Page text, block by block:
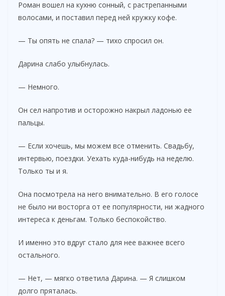
Роман вошел на кухню сонный, с растрепанными
волосами, и поставил перед ней кружку кофе.
— Ты опять не спала? — тихо спросил он.
Дарина слабо улыбнулась.
— Немного.
Он сел напротив и осторожно накрыл ладонью ее
пальцы.
— Если хочешь, мы можем все отменить. Свадьбу,
интервью, поездки. Уехать куда-нибудь на неделю.
Только ты и я.
Она посмотрела на него внимательно. В его голосе
не было ни восторга от ее популярности, ни жадного
интереса к деньгам. Только беспокойство.
И именно это вдруг стало для нее важнее всего
остального.
— Нет, — мягко ответила Дарина. — Я слишком
долго пряталась.